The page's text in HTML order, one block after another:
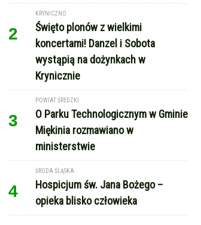
2
KRYNICZNO
Święto plonów z wielkimi
koncertami! Danzel i Sobota
wystąpią na dożynkach w
Krynicznie
3
POWIAT ŚREDZKI
O Parku Technologicznym w Gminie
Miękinia rozmawiano w
ministerstwie
4
ŚRODA ŚLĄSKA
Hospicjum św. Jana Bożego –
opieka blisko człowieka